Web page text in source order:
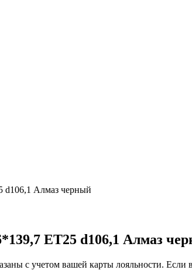
d106,1 Алмаз черный
ET25 d106,1 Алмаз
с учетом вашей карты лояльности.